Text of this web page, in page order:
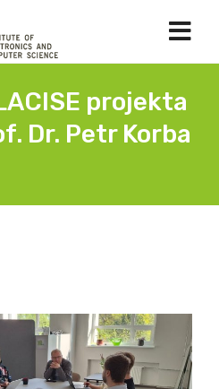
projekta
Dr. Petr Korba